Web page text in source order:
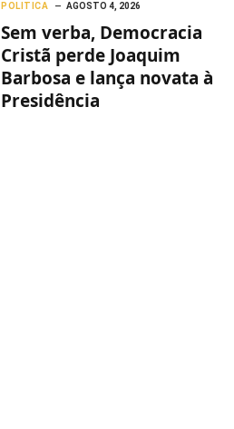
POLITICA AGOSTO 4, 2026
Sem verba, Democracia
Cristã perde Joaquim
Barbosa e lança novata à
Presidência